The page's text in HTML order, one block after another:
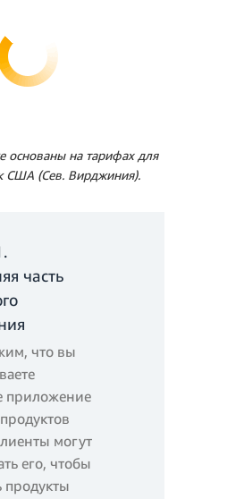
основаны на тарифах для
США (Сев. Вирджиния).
часть
что вы
приложение
могут
его, чтобы
продукты